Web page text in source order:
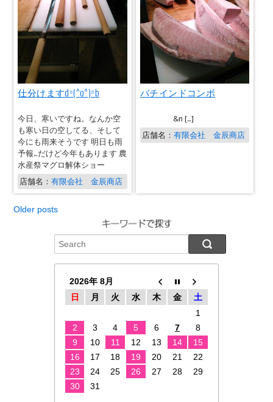
仕分けますd=(^o^)=b
今日、寒いですね。なんか空
も寒い日の空してる、そして
今にも雨来そうです 明日も雨
予報…だけど今年もあります 農
水産祭マグロ解体ショー
店舗名：有限会社 金辰商店
バチインドコンボ
&n […]
店舗名： 有限会社 金辰商店
Older posts
2026年 8月
日
月 火 水 木 金
土
1
2
3 4 5 6 7
8
9
10 11 12 13 14
15
16
17 18 19 20 21
22
23
24 25 26 27 28
29
30
31